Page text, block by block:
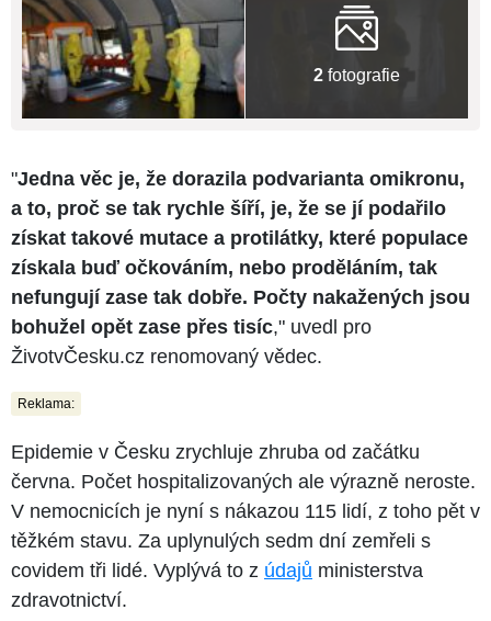
2 fotografie
"Jedna věc je, že dorazila podvarianta omikronu,
a to, proč se tak rychle šíří, je, že se jí podařilo
získat takové mutace a protilátky, které populace
získala buď očkováním, nebo proděláním, tak
nefungují zase tak dobře. Počty nakažených jsou
bohužel opět zase přes tisíc," uvedl pro
ŽivotvČesku.cz renomovaný vědec.
Reklama:
Epidemie v Česku zrychluje zhruba od začátku
června. Počet hospitalizovaných ale výrazně neroste.
V nemocnicích je nyní s nákazou 115 lidí, z toho pět v
těžkém stavu. Za uplynulých sedm dní zemřeli s
covidem tři lidé. Vyplývá to z údajů ministerstva
zdravotnictví.